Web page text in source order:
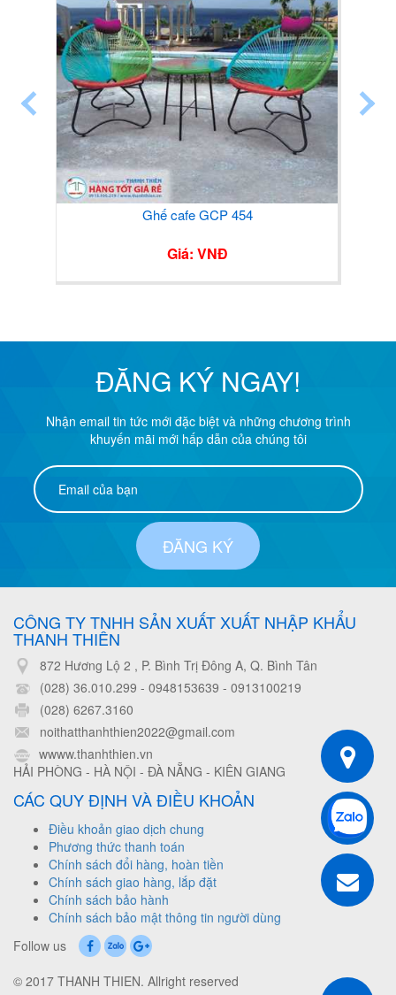
Ghế sắt mặt đá GCS 056
ĐĂNG KÝ NGAY!
Nhận email tin tức mới đặc biệt và những chương trình
khuyến mãi mới hấp dẫn của chúng tôi
ĐĂNG KÝ
CÔNG TY TNHH SẢN XUẤT XUẤT NHẬP KHẨU
THANH THIÊN
872 Hương Lộ 2 , P. Bình Trị Đông A, Q. Bình Tân
(028) 36.010.299 - 0948153639 - 0913100219
(028) 6267.3160
noithatthanhthien2022@gmail.com
wwww.thanhthien.vn
HẢI PHÒNG - HÀ NỘI - ĐÀ NẴNG - KIÊN GIANG
CÁC QUY ĐỊNH VÀ ĐIỀU KHOẢN
Điều khoản giao dịch chung
Phương thức thanh toán
Chính sách đổi hàng, hoàn tiền
Chính sách giao hàng, lắp đặt
Chính sách bảo hành
Chính sách bảo mật thông tin người dùng
Follow us
© 2017 THANH THIEN. Allright reserved